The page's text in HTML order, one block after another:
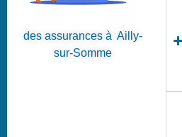
des assurances à Ailly-
sur-Somme